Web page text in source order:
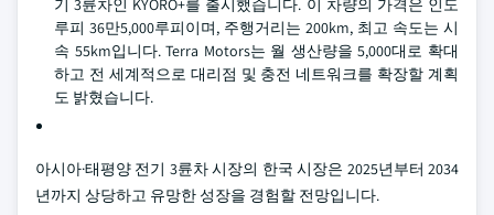
기 3륜차인 KYORO+를 출시했습니다. 이 차량의 가격은 인도
루피 36만5,000루피이며, 주행거리는 200km, 최고 속도는 시
속 55km입니다. Terra Motors는 월 생산량을 5,000대로 확대
하고 전 세계적으로 대리점 및 충전 네트워크를 확장할 계획
도 밝혔습니다.
아시아·태평양 전기 3륜차 시장의 한국 시장은 2025년부터 2034
년까지 상당하고 유망한 성장을 경험할 전망입니다.